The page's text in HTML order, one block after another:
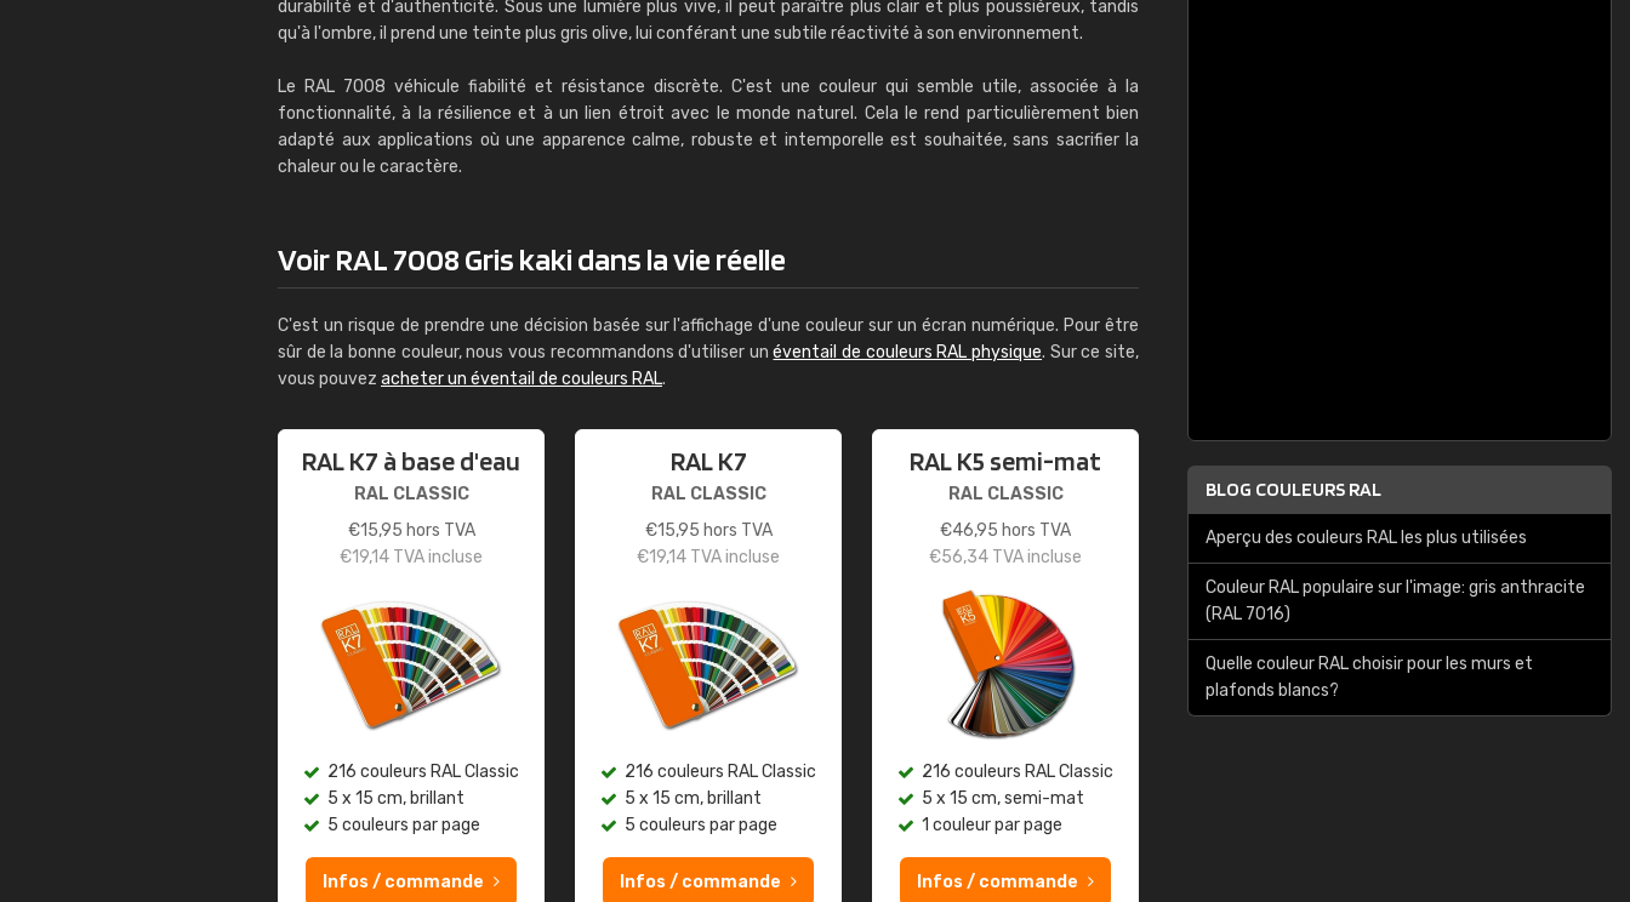
durabilité et d'authenticité. Sous une lumière plus vive, il peut paraître plus clair et plus poussiéreux, tandis
qu'à l'ombre, il prend une teinte plus gris olive, lui conférant une subtile réactivité à son environnement.
Le RAL 7008 véhicule fiabilité et résistance discrète. C'est une couleur qui semble utile, associée à la
fonctionnalité, à la résilience et à un lien étroit avec le monde naturel. Cela le rend particulièrement bien
adapté aux applications où une apparence calme, robuste et intemporelle est souhaitée, sans sacrifier la
chaleur ou le caractère.
Voir RAL 7008 Gris kaki dans la vie réelle
C'est un risque de prendre une décision basée sur l'affichage d'une couleur sur un écran numérique. Pour être
sûr de la bonne couleur, nous vous recommandons d'utiliser unéventail de couleurs RAL physique. Sur ce site,
vous pouvez acheter un éventail de couleurs RAL.
RAL K7 à base d'eau
RAL CLASSIC
€15,95 hors TVA
€19,14 TVA incluse
216 couleurs RAL Classic
5 x 15 cm, brillant
5 couleurs par page
Infos / commande
RAL K7
RAL CLASSIC
€15,95 hors TVA
€19,14 TVA incluse
216 couleurs RAL Classic
5 x 15 cm, brillant
5 couleurs par page
Infos / commande
RAL K5 semi-mat
RAL CLASSIC
€46,95 hors TVA
€56,34 TVA incluse
216 couleurs RAL Classic
5 x 15 cm, semi-mat
1 couleur par page
Infos / commande
BLOG COULEURS RAL
Aperçu des couleurs RAL les plus utilisées
Couleur RAL populaire sur l'image: gris anthracite
(RAL 7016)
Quelle couleur RAL choisir pour les murs et
plafonds blancs?